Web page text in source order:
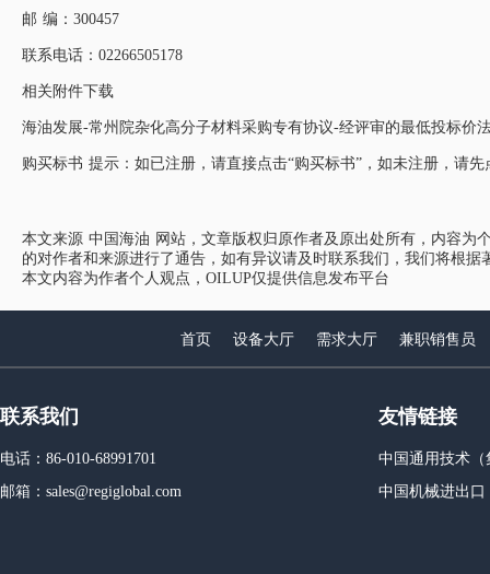
邮 编：300457
联系电话：02266505178
相关附件下载
海油发展-常州院杂化高分子材料采购专有协议-经评审的最低投标价
购买标书 提示：如已注册，请直接点击“购买标书”，如未注册，请
本文来源 中国海油 网站，文章版权归原作者及原出处所有，内容为
的对作者和来源进行了通告，如有异议请及时联系我们，我们将根
本文内容为作者个人观点，OILUP仅提供信息发布平台
首页 设备大厅 需求大厅 兼职销售员
联系我们
电话：86-010-68991701
邮箱：sales@regiglobal.com
友情链接
中国通用技术
中国机械进出